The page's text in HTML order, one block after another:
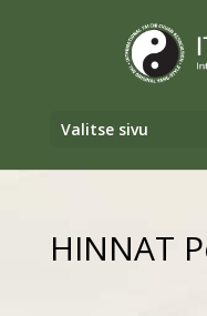
Valitse sivu
HINNAT